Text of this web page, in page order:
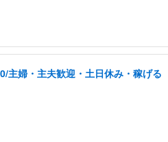
主婦・主夫歓迎・土日休み・稼げる